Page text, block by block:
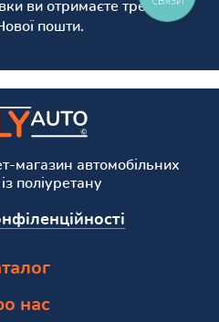
ви отримаєте трекінг
пошти.
магазин автомобільних
поліуретану
нас